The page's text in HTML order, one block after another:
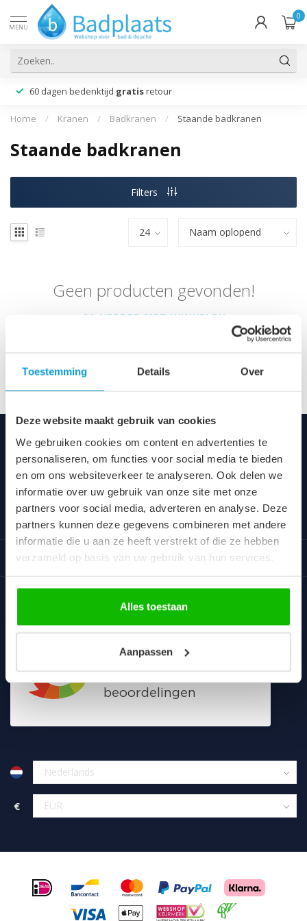
Toestemming Details Over
Deze website maakt gebruik van cookies
We gebruiken cookies om content en advertenties te
personaliseren, om functies voor social media te bieden
en om ons websiteverkeer te analyseren. Ook delen we
informatie over uw gebruik van onze site met onze
partners voor social media, adverteren en analyse. Deze
partners kunnen deze gegevens combineren met andere
informatie die u aan ze heeft verstrekt of die ze hebben
verzameld op basis van uw gebruik van hun services.
Alles toestaan
Aanpassen
MENU
0
60 dagen bedenktijd gratis retour
Home / Kranen / Badkranen / Staande badkranen
Staande badkranen
Filters
Geen producten gevonden!
GA VERDER MET WINKELEN
Badplaats
Voor iedereen altijd een vriendelijke prijs voor een uniek
assortiment van goede kwaliteit.
Categorieën
Informatie
Klantbeoordelingen
€